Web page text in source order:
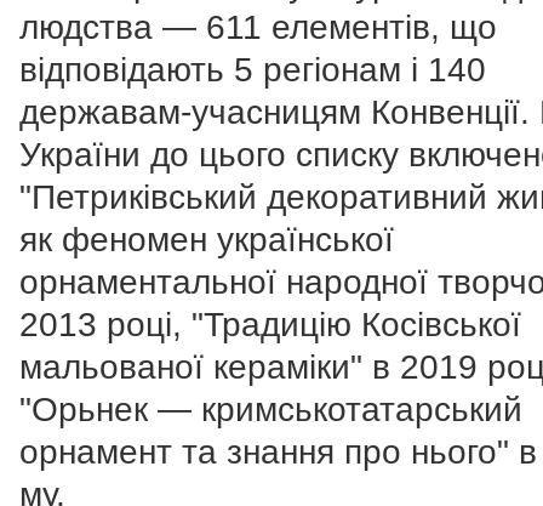
людства — 611 елементів, що
відповідають 5 регіонам і 140
державам-учасницям Конвенції.
України до цього списку
"Петриківський декоративний
як феномен української
орнаментальної народної
2013 році, "Традицію Косівської
мальованої кераміки" в 2019
"Орьнек — кримськотатарський
орнамент та знання про нього"
му.